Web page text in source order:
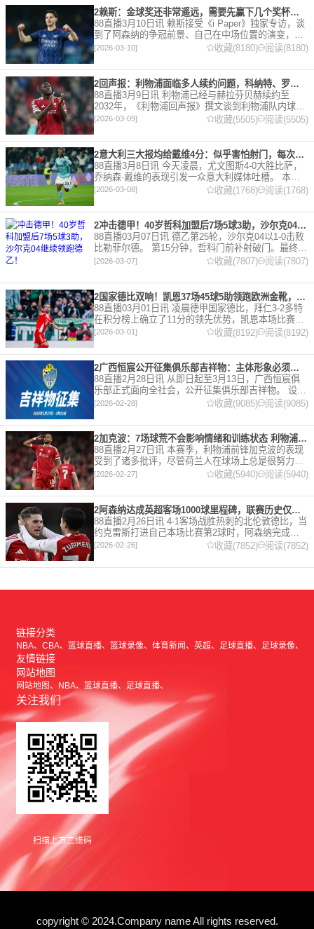
2赖斯：金球奖还非常遥远，需要先赢下几个奖杯，专注当下好好踢球
88直播3月10日讯 赖斯接受《i Paper》独家专访，谈
到了阿森纳的争冠前景、自己在中场位置的演变，以
及对自己被提名金球奖的看法。 任意球 赖斯：“我们
有一项非常擅长的技能——这背后付出了巨大努力
[2026-03-10] 收藏(8180) 阅读(8180)
2回声报：利物浦面临多人续约问题，科纳特、罗伯逊合同今夏到期
88直播3月9日讯 利物浦已经与赫拉芬贝赫续约至
2032年，《利物浦回声报》撰文谈到利物浦队内球员
的合同情况，文章表示，利物浦多位球员面临合同问
题。 对于利物浦来说，科纳特的合同将在本赛季末到
期，俱乐
[2026-03-09] 收藏(5505) 阅读(5505)
2意大利三大报均给戴维4分：似乎害怕射门，每次触球球迷都叹息
88直播3月8日讯 今天凌晨，尤文图斯4-0大胜比萨，
乔纳森·戴维的表现引发一众意大利媒体吐槽。 本场
比赛，戴维半场就被换下，赛后，《米兰体育报》、
《罗马体育报》和《都灵体育报》三大报都给戴维打
出4分
[2026-03-08] 收藏(1768) 阅读(1768)
2冲击德甲！40岁哲科加盟后7场5球3助，沙尔克04继续领跑德乙！
88直播03月07日讯 德乙第25轮，沙尔克04以1-0击败
比勒菲尔德。 第15分钟，哲科门前补射破门。最终凭
借哲科的进球沙尔克04成功拿到3分，继续领跑德
[2026-03-07] 收藏(7807) 阅读(7807)
2国家德比双响！凯恩37场45球5助领跑欧洲金靴，32岁保持赛季全勤
88直播03月01日讯 凌晨德甲国家德比，拜仁3-2多特
在积分榜上确立了11分的领先优势，凯恩本场比赛上
演双响。 本赛季32岁的凯恩仍然保持着超高的效率，
在到目前为止保持全勤，出战37场比赛，狂轰45
[2026-03-01] 收藏(8192) 阅读(8192)
2广西恒宸公开征集俱乐部吉祥物：主体形象必须为龙
88直播2月28日讯 从即日起至3月13日，广西恒宸俱
乐部正式面向全社会，公开征集俱乐部吉祥物。 设计
要求 1. 主体形象：必须为龙。龙，是中华民族的精神
[2026-02-28] 收藏(9085) 阅读(9085)
2加克波：7场球荒不会影响情绪和训练状态 利物浦如今已不容有失
88直播2月27日讯 本赛季，利物浦前锋加克波的表现
受到了诸多批评，尽管荷兰人在球场上总是很努力。
在接受天空体育采访时，他谈论了诸多话题。 关于球
队对赛季目前情况的看法 这是一个很好的问题。这个
赛季并
[2026-02-27] 收藏(5940) 阅读(5940)
2阿森纳达成英超客场1000球里程碑，联赛历史仅次于曼联的1063球
88直播2月26日讯 4-1客场战胜热刺的北伦敦德比，当
约克雷斯打进自己本场比赛第2球时，阿森纳完成了
一项了不起的成就，枪手成为英超历史第2支在客场
打进1000球的球队，仅次于曼联的1063球。阿森纳
[2026-02-26] 收藏(7852) 阅读(7852)
链接分类
NBA CBA 篮球直播 篮球录像 体育新闻 英超 足球直播 足球录像
友情链接
网站地图
网站地图 NBA 篮球直播 足球直播
关注我们
扫描上方二维码
copyright © 2024.Company name All rights reserved.